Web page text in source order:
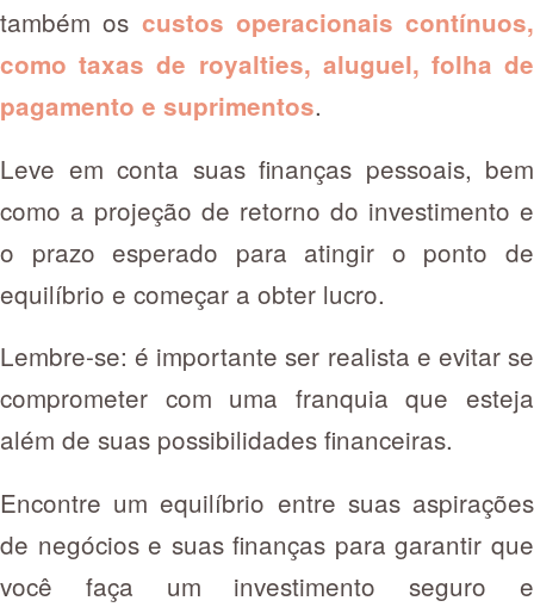
também os custos operacionais contínuos,
como taxas de royalties, aluguel, folha de
pagamento e suprimentos.
Leve em conta suas finanças pessoais, bem
como a projeção de retorno do investimento e
o prazo esperado para atingir o ponto de
equilíbrio e começar a obter lucro.
Lembre-se: é importante ser realista e evitar se
comprometer com uma franquia que esteja
além de suas possibilidades financeiras.
Encontre um equilíbrio entre suas aspirações
de negócios e suas finanças para garantir que
você faça um investimento seguro e